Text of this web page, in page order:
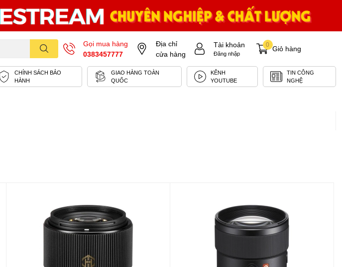
Gọi mua hàng
0383457777
Địa chỉ
cửa hàng
Tài khoản
Đăng nhập
Giỏ hàng
0
CHÍNH SÁCH BẢO
HÀNH
GIAO HÀNG TOÀN
QUỐC
KÊNH
YOUTUBE
TIN CÔNG
NGHỆ